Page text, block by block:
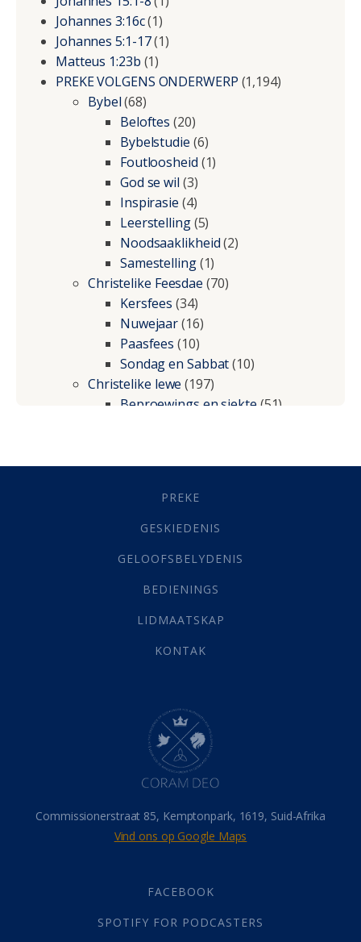
Johannes 3:16c(1)
Johannes 5:1-17(1)
Matteus 1:23b (1)
PREKE VOLGENS ONDERWERP (1,194)
Bybel(68)
Beloftes (20)
Bybelstudie (6)
Foutloosheid (1)
God se wil (3)
Inspirasie (4)
Leerstelling(5)
Noodsaaklikheid(2)
Samestelling(1)
Christelike Feesdae (70)
Kersfees (34)
Nuwejaar(16)
Paasfees (10)
Sondag en Sabbat(10)
Christelike lewe (197)
Beproewings en siekte(51)
Geestelike Groei(10)
(21)
Grys Areas(4)
Lewensdoel(3)
Selfondersoek(1)
Werk(22)
(142)
Hemel (31)
Israel (14)
Millennium(1)
Oordeelsdag(19)
Verheerlikte liggaam
Wederkoms
(27)
Gebed(87)
Die Onse Vader(12)
God(392)
PREKE
GESKIEDENIS
GELOOFSBELYDENIS
BEDIENINGS
LIDMAATSKAP
KONTAK
Commissionerstraat 85, Kemptonpark, 1619, Suid-Afrika
Vind ons op Google Maps
FACEBOOK
SPOTIFY FOR PODCASTERS